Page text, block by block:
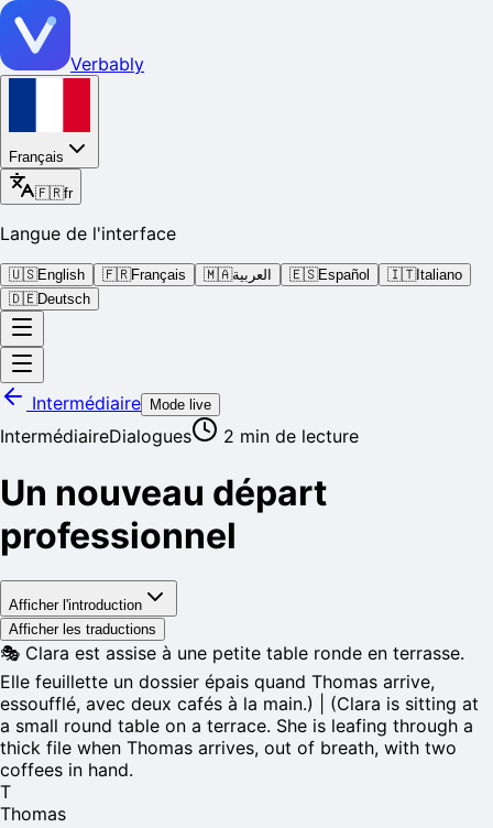
Verbably
Français
🇫🇷fr
Langue de l'interface
🇺🇸English 🇫🇷Français 🇲🇦العربية 🇪🇸Español 🇮🇹Italiano
🇩🇪Deutsch
Intermédiaire Mode live
IntermédiaireDialogues 2 min de lecture
Un nouveau départ
professionnel
Afficher l'introduction
Afficher les traductions
🎭 Clara est assise à une petite table ronde en terrasse.
Elle feuillette un dossier épais quand Thomas arrive,
essoufflé, avec deux cafés à la main.) | (Clara is sitting at
a small round table on a terrace. She is leafing through a
thick file when Thomas arrives, out of breath, with two
coffees in hand.
T
Thomas